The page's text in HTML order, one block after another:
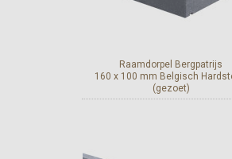
Raamdorpel Bergpatrijs
160 x 100 mm Belgisch
(gezoet)